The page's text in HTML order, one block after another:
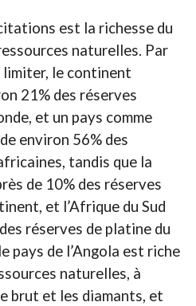
est la richesse du
naturelles. Par
limiter, le continent
21% des réserves
et un pays comme
environ 56% des
tandis que la
de 10% des réserves
et l’Afrique du Sud
réserves de platine du
pays de l’Angola est riche
naturelles, à
brut et les diamants, et